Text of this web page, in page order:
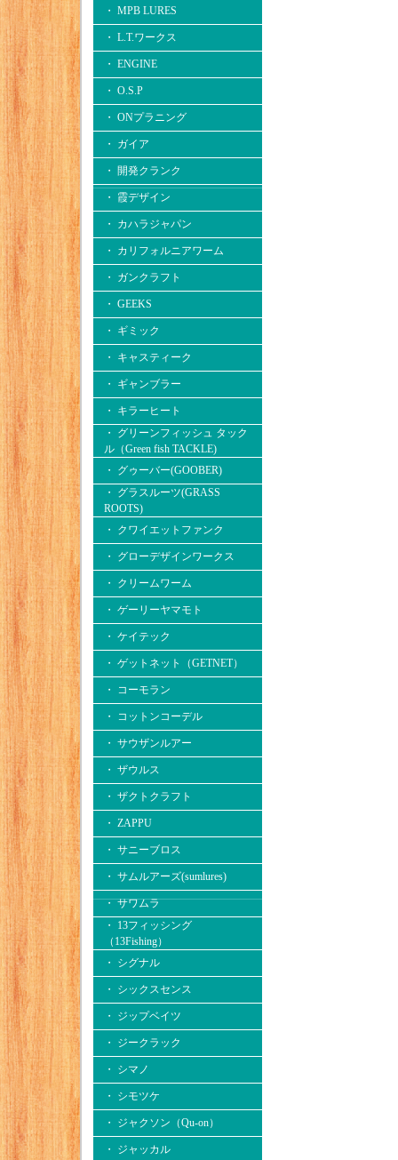
・ MPB LURES
・ L.T.ワークス
・ ENGINE
・ O.S.P
・ ONプラニング
・ ガイア
・ 開発クランク
・ 霞デザイン
・ カハラジャパン
・ カリフォルニアワーム
・ ガンクラフト
・ GEEKS
・ ギミック
・ キャスティーク
・ ギャンブラー
・ キラーヒート
・ グリーンフィッシュ タック
ル（Green fish TACKLE)
・ グゥーバー(GOOBER)
・ グラスルーツ(GRASS
ROOTS)
・ クワイエットファンク
・ グローデザインワークス
・ クリームワーム
・ ゲーリーヤマモト
・ ケイテック
・ ゲットネット（GETNET）
・ コーモラン
・ コットンコーデル
・ サウザンルアー
・ ザウルス
・ ザクトクラフト
・ ZAPPU
・ サニーブロス
・ サムルアーズ(sumlures)
・ サワムラ
・ 13フィッシング
（13Fishing）
・ シグナル
・ シックスセンス
・ ジップベイツ
・ ジークラック
・ シマノ
・ シモツケ
・ ジャクソン（Qu-on）
・ ジャッカル